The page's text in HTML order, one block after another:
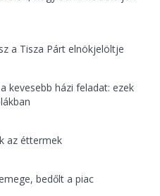
a Tisza Párt elnökjelöltje
kevesebb házi feladat: ezek
az éttermek
bedőlt a piac